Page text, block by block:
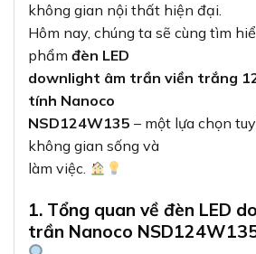
không gian nội thất hiện đại.
Hôm nay, chúng ta sẽ cùng tìm
phẩm đèn LED
downlight âm trần viền trắng
tính Nanoco
NSD124W135 – một lựa chọn
không gian sống và
làm việc.
1. Tổng quan về đèn LED
trần Nanoco